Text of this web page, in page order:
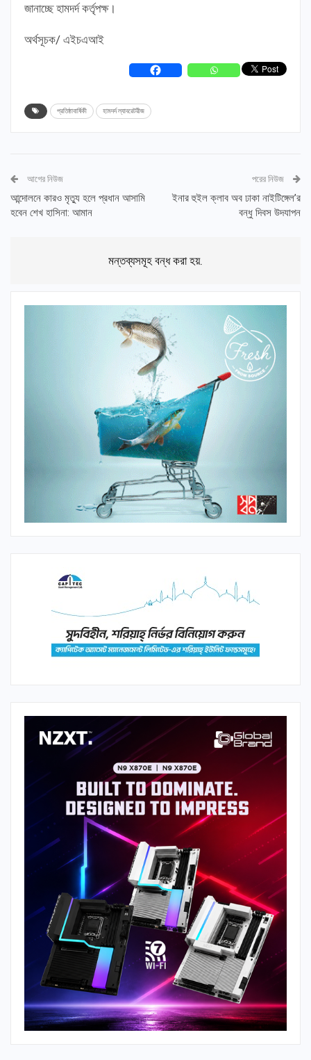
জানাচ্ছে হামদর্দ কর্তৃপক্ষ।
অর্থসূচক/ এইচএআই
প্রতিষ্ঠাবার্ষিকী হামদর্দ ল্যাবরেটরীজ
আগের নিউজ
আন্দোলনে কারও মৃত্যু হলে প্রধান আসামি
হবেন শেখ হাসিনা: আমান
পরের নিউজ
ইনার হুইল ক্লাব অব ঢাকা নাইটিঙ্গেল’র
বন্ধু দিবস উদযাপন
মন্তব্যসমূহ বন্ধ করা হয়.